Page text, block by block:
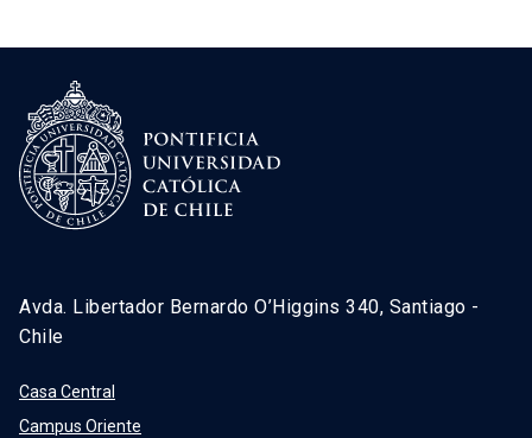
Avda. Libertador Bernardo O’Higgins 340, Santiago -
Chile
Casa Central
Campus Oriente